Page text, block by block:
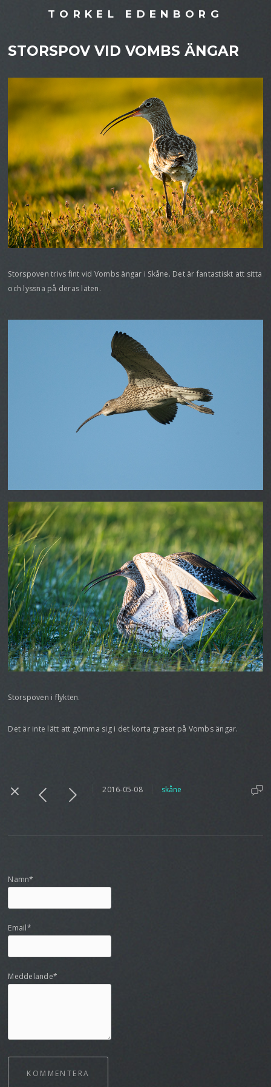
TORKEL EDENBORG
STORSPOV VID VOMBS ÄNGAR
Storspoven trivs fint vid Vombs ängar i Skåne. Det är fantastiskt att sitta
och lyssna på deras läten.
Storspoven i flykten.
Det är inte lätt att gömma sig i det korta gräset på Vombs ängar.
2016-05-08 skåne
Namn*
Email*
Meddelande*
KOMMENTERA